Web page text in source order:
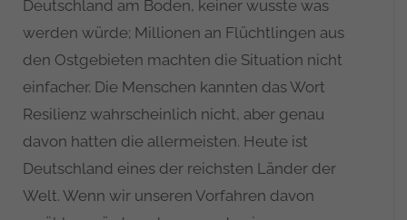
Deutschland am Boden, keiner wusste was
werden würde; Millionen an Flüchtlingen aus
den Ostgebieten machten die Situation nicht
einfacher. Die Menschen kannten das Wort
Resilienz wahrscheinlich nicht, aber genau
davon hatten die allermeisten. Heute ist
Deutschland eines der reichsten Länder der
Welt. Wenn wir unseren Vorfahren davon